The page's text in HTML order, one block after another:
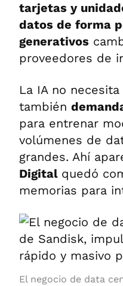
tarjetas y
datos de forma
generativos
proveedores de
La IA no
también
para entrenar
volúmenes de
grandes. Ahí
Digital quedó
memorias para
El negocio de data